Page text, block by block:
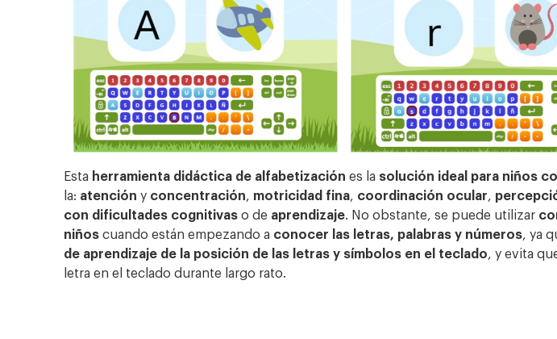
Esta herramienta didáctica de alfabetizaciónes la solución ideal para niños
la: atención y concentración, motricidad fina, coordinación ocular,
con dificultades cognitivaso de aprendizaje. No obstante, se puede utilizar
niñoscuando están empezando a conocer las letras, palabras y números, ya
de aprendizaje de la posición de las letras y símbolos en el teclado, y evita
letra en el teclado durante largo rato.